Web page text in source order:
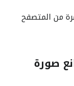
من المتصفح
صورة